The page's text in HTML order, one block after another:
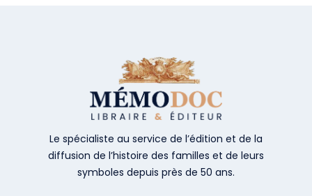
Le spécialiste au service de l’édition et de la
diffusion de l’histoire des familles et de leurs
symboles depuis près de 50 ans.